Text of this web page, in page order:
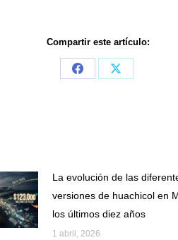
Compartir este artículo:
Share
Share
La evolución de las
versiones de huachicol en
los últimos diez años
1 abril, 2026